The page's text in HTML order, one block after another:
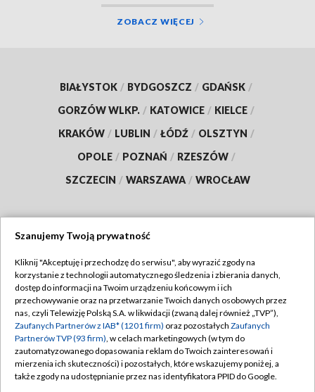
ZOBACZ WIĘCEJ
BIAŁYSTOK / BYDGOSZCZ / GDAŃSK /
GORZÓW WLKP. / KATOWICE / KIELCE /
KRAKÓW / LUBLIN / ŁÓDŹ / OLSZTYN /
OPOLE / POZNAŃ / RZESZÓW /
SZCZECIN / WARSZAWA / WROCŁAW
TVP
Abonament TVP
Emisja w TVP
Centrum informacji TVP
Naziemna Telewizja Cyfrowa
Regulamin TVP
Polityka prywatności
Moje zgody
Pomoc
Szanujemy Twoją prywatność
Kliknij "Akceptuję i przechodzę do serwisu", aby wyrazić zgody na
korzystanie z technologii automatycznego śledzenia i zbierania danych,
dostęp do informacji na Twoim urządzeniu końcowym i ich
przechowywanie oraz na przetwarzanie Twoich danych osobowych przez
nas, czyli Telewizję Polską S.A. w likwidacji (zwaną dalej również „TVP”),
Zaufanych Partnerów z IAB* (1201 firm) oraz pozostałych Zaufanych
Partnerów TVP (93 firm), w celach marketingowych (w tym do
zautomatyzowanego dopasowania reklam do Twoich zainteresowań i
mierzenia ich skuteczności) i pozostałych, które wskazujemy poniżej, a
także zgody na udostępnianie przez nas identyfikatora PPID do Google.